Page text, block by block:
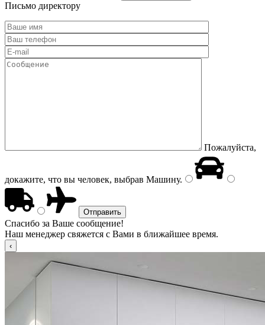
Письмо директору
Пожалуйста,
докажите, что вы человек, выбрав Машину.
Спасибо за Ваше сообщение!
Наш менеджер свяжется с Вами в ближайшее время.